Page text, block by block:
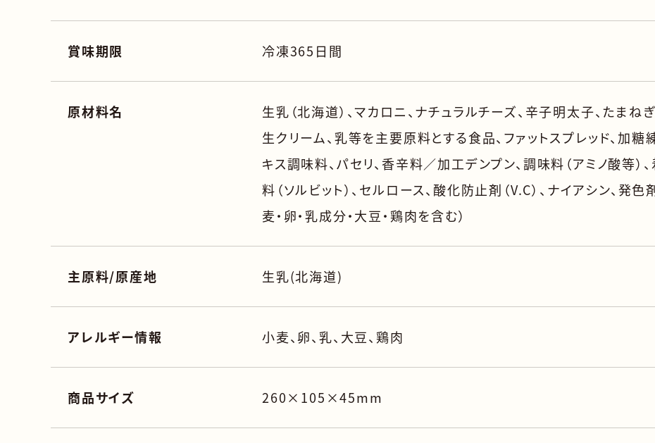
賞味期限 冷凍365日間
原材料名
生乳（北海道）、マカロニ、ナチュラルチーズ、辛子明太子、たまね
生クリーム、乳等を主要原料とする食品、ファットスプレッド、加糖
キス調味料、パセリ、香辛料／加工デンプン、調味料（アミノ酸等）
料（ソルビット）、セルロース、酸化防止剤（V.C）、ナイアシン、発
麦・卵・乳成分・大豆・鶏肉を含む）
主原料/原産地 生乳(北海道)
アレルギー情報 小麦、卵、乳、大豆、鶏肉
商品サイズ 260×105×45mm